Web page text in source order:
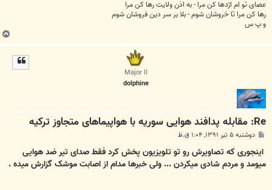
عصای تو ام اژدها کن مرا - به اذن ولایت رها کن مرا
رها کن مرا تا خروشان شوم - بلا بر سر دین فروشان شوم
و پ س
ب
ا
Major II
dolphine
Re: مقابله پدافند هوایی سوریه با هواپیما‌های متجاوز ترکیه
پ
ت
دوشنبه ۵ تیر ۱۳۹۱, ۱:۰۴ ق.ظ
اینجوری که تصاویرش رو تو تلویزیون پخش کرد فقط صدای تیر ضد هوایی
میومد و مردم شادی میکردن ... ولی خبرها مدام از اصابت موشک گزارش میده .